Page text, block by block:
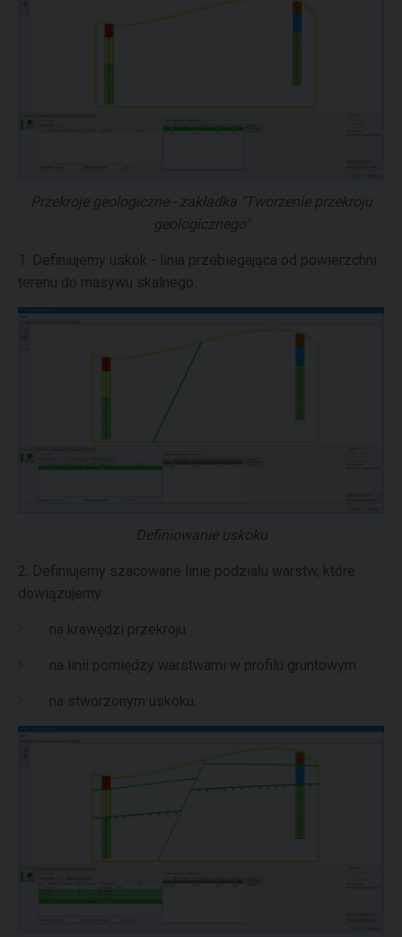
Przekroje geologiczne - zakładka "Tworzenie przekroju
geologicznego"
1. Definiujemy uskok - linia przebiegająca od powierzchni
terenu do masywu skalnego.
Definiowanie uskoku
2. Definiujemy szacowane linie podziału warstw, które
dowiązujemy
na krawędzi przekroju
na linii pomiędzy warstwami w profilu gruntowym
na stworzonym uskoku.